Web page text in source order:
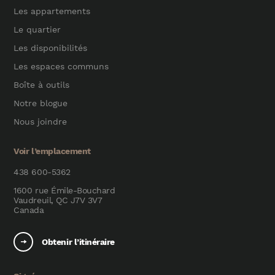
Les appartements
Le quartier
Les disponibilités
Les espaces communs
Boîte à outils
Notre blogue
Nous joindre
Voir l’emplacement
438 600-5362
1600 rue Émile-Bouchard
Vaudreuil, QC J7V 3V7
Canada
Obtenir l’itinéraire